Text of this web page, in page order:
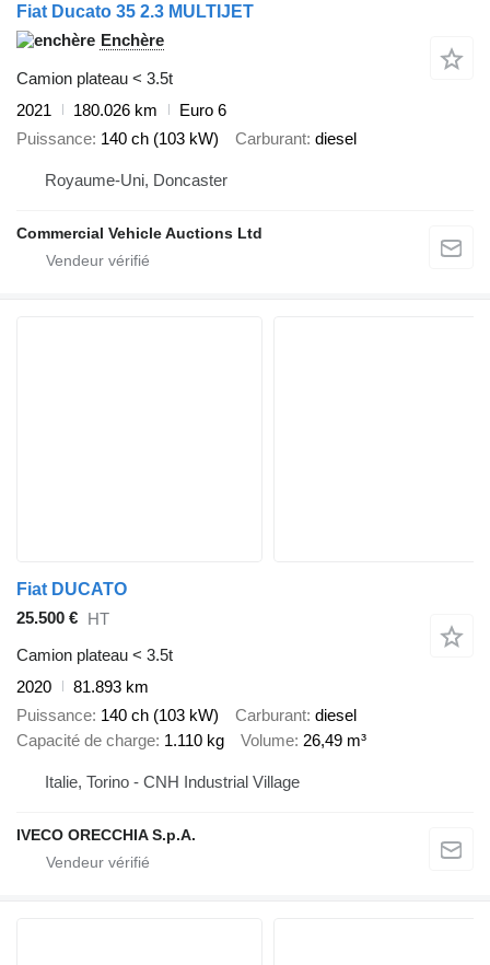
Fiat Ducato 35 2.3 MULTIJET
Enchère
Camion plateau < 3.5t
2021
180.026 km
Euro 6
Puissance 140 ch (103 kW) Carburant diesel
Royaume-Uni, Doncaster
Commercial Vehicle Auctions Ltd
Fiat DUCATO
25.500 € HT
Camion plateau < 3.5t
2020
81.893 km
Puissance 140 ch (103 kW) Carburant diesel
Capacité de charge 1.110 kg Volume 26,49 m³
Italie, Torino - CNH Industrial Village
IVECO ORECCHIA S.p.A.